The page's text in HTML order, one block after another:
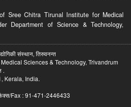
Sree Chitra Tirunal Institute for Medical
Department of Science & Technology,
संस्थान, तिरुवनन्त
Sciences & Technology, Trivandrum
.
Kerala, India.
Fax : 91-471-2446433